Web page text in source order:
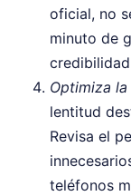
oficial, no
minuto de
Optimiza
lentitud
Revisa el
teléfonos